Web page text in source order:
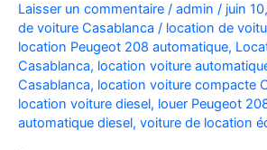
Laisser un commentaire / admin / juin
de voiture Casablanca / location de
location Peugeot 208 automatique,
Casablanca, location voiture
Casablanca, location voiture compacte
location voiture diesel, louer Peugeot
automatique diesel, voiture de location